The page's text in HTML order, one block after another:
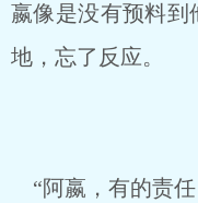
嬴像是没有预料到
地，忘了反应。
“阿嬴，有的责